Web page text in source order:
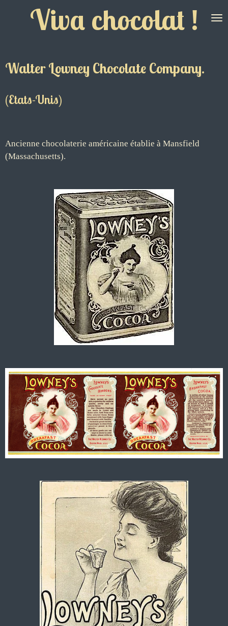
PasserViva chocolat !
Walter Lowney Chocolate Company.
(Etats-Unis)
Ancienne chocolaterie américaine établie à Mansfield
(Massachusetts).